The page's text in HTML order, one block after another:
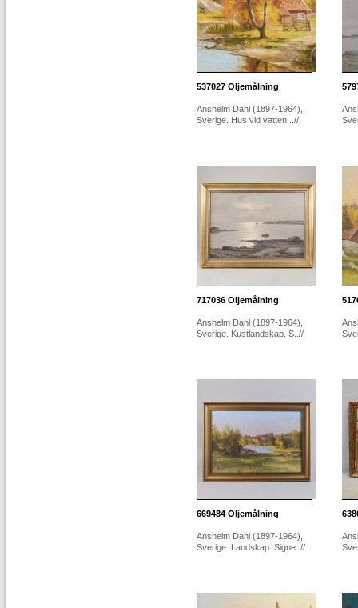
537027 Oljemålning
Anshelm Dahl (1897-1964),
Sverige. Hus vid vatten,..//
717036 Oljemålning
Anshelm Dahl (1897-1964),
Sverige. Kustlandskap. S..//
669484 Oljemålning
Anshelm Dahl (1897-1964),
Sverige. Landskap. Signe..//